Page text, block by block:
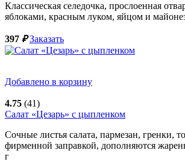
Классическая селедочка, прослоенная
яблоками, красным луком, яйцом и
397 ₽ Заказать
Добавлено в корзину
4.75 (41)
Салат «Цезарь» с цыпленком
Сочные листья салата, пармезан, гренки,
фирменной заправкой, дополняются
г